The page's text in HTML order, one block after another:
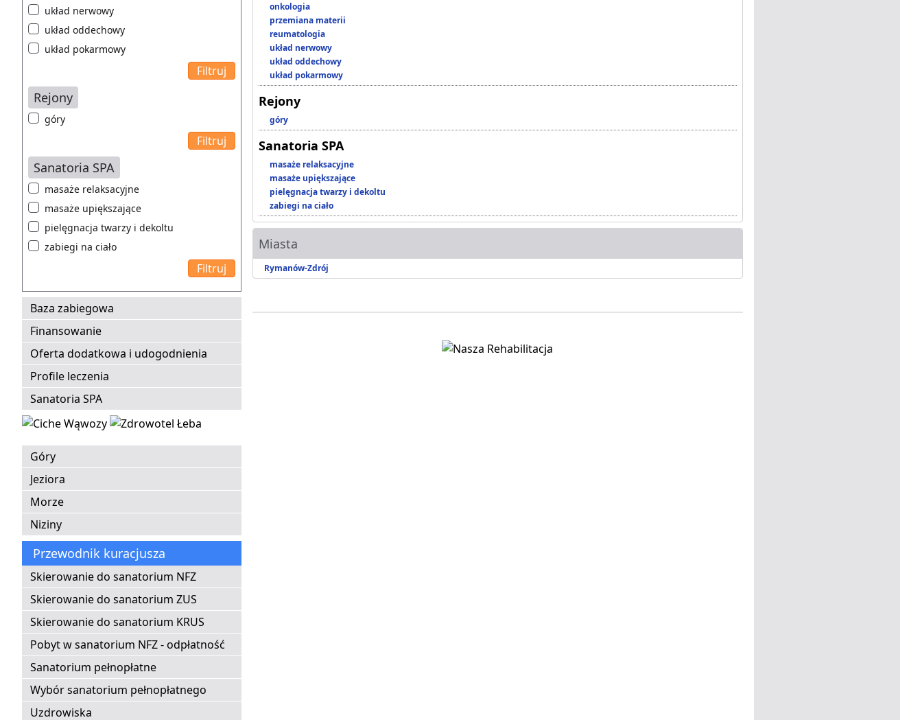
układ nerwowy
układ oddechowy
układ pokarmowy
Rejony
góry
Sanatoria SPA
masaże relaksacyjne
masaże upiększające
pielęgnacja twarzy i dekoltu
zabiegi na ciało
Baza zabiegowa
Finansowanie
Oferta dodatkowa i udogodnienia
Profile leczenia
Sanatoria SPA
Góry
Jeziora
Morze
Niziny
Przewodnik kuracjusza
Skierowanie do sanatorium NFZ
Skierowanie do sanatorium ZUS
Skierowanie do sanatorium KRUS
Pobyt w sanatorium NFZ - odpłatność
Sanatorium pełnopłatne
Wybór sanatorium pełnopłatnego
Uzdrowiska
onkologia
przemiana materii
reumatologia
układ nerwowy
układ oddechowy
układ pokarmowy
Rejony
góry
Sanatoria SPA
masaże relaksacyjne
masaże upiększające
pielęgnacja twarzy i dekoltu
zabiegi na ciało
Miasta
Rymanów-Zdrój